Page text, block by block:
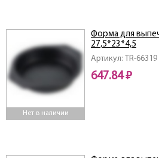
Нет в наличии
Артикул: TR-66319
Форма для
27,5*23*4,5
647.84 ₽